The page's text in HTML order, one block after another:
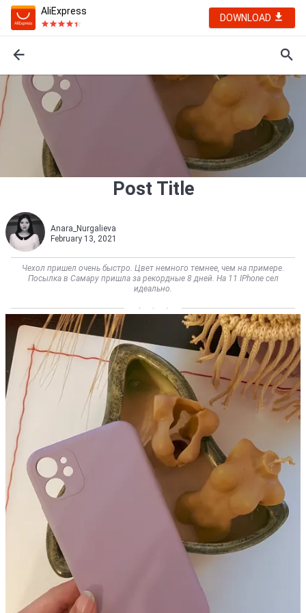
AliExpress
DOWNLOAD
Post Title
Anara_Nurgalieva
February 13, 2021
Чехол пришел очень быстро. Цвет немного темнее, чем на примере.
Посылка в Самару пришла за рекордные 8 дней. На 11 IPhone сел
идеально.